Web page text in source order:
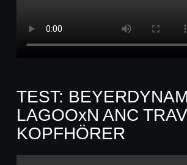
TEST:
LAGOOxN ANC
KOPFHÖRER